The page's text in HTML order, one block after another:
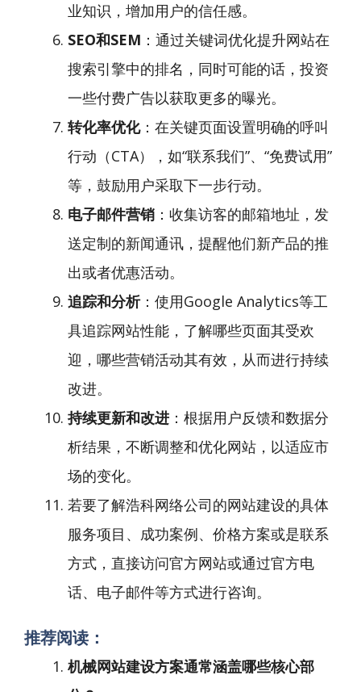
业知识，增加用户的信任感。
SEO和SEM ：通过关键词优化提升网站在
搜索引擎中的排名，同时可能的话，投资
一些付费广告以获取更多的曝光。
转化率优化：在关键页面设置明确的呼叫
行动（CTA），如“联系我们”、“免费试用”
等，鼓励用户采取下一步行动。
电子邮件营销 ：收集访客的邮箱地址，发
送定制的新闻通讯，提醒他们新产品的推
出或者优惠活动。
追踪和分析：使用Google Analytics等工
具追踪网站性能，了解哪些页面其受欢
迎，哪些营销活动其有效，从而进行持续
改进。
持续更新和改进 ：根据用户反馈和数据分
析结果，不断调整和优化网站，以适应市
场的变化。
若要了解浩科网络公司的网站建设的具体
服务项目、成功案例、价格方案或是联系
方式，直接访问官方网站或通过官方电
话、电子邮件等方式进行咨询。
推荐阅读：
机械网站建设方案通常涵盖哪些核心部